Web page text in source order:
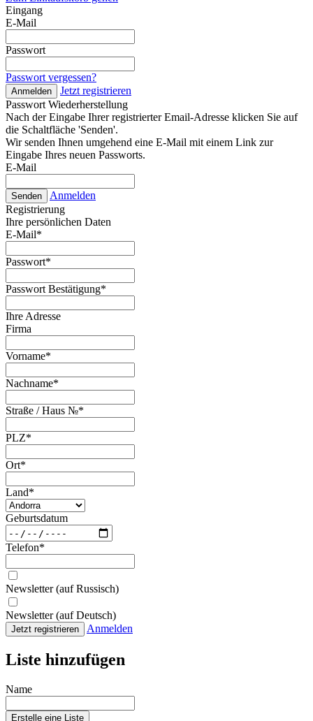
Eingang
E-Mail
Passwort
Passwort vergessen?
Anmelden
Jetzt registrieren
Passwort Wiederherstellung
Nach der Eingabe Ihrer registrierter Email-Adresse klicken Sie auf
die Schaltfläche 'Senden'.
Wir senden Ihnen umgehend eine E-Mail mit einem Link zur
Eingabe Ihres neuen Passworts.
E-Mail
Senden
Anmelden
Registrierung
Ihre persönlichen Daten
E-Mail*
Passwort*
Passwort Bestätigung*
Ihre Adresse
Firma
Vorname*
Nachname*
Straße / Haus №*
PLZ*
Ort*
Land*
Geburtsdatum
Telefon*
Newsletter (auf Russisch)
Newsletter (auf Deutsch)
Jetzt registrieren Anmelden
Liste hinzufügen
Name
Erstelle eine Liste